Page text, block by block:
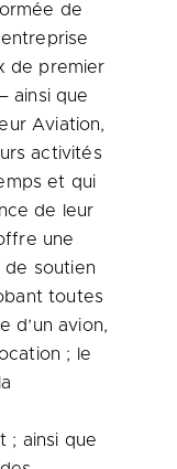
de
de premier
ainsi que
Aviation,
activités
et qui
de leur
une
de soutien
toutes
d’un avion,
; le
; ainsi que